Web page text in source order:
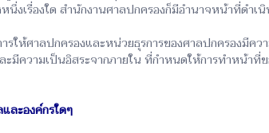
เรื่องใด สำนักงานศาลปกครองก็มีอำนาจหน้าที่ดำ
ให้ศาลปกครองและหน่วยธุรการของศาลปกครองมีค
ความเป็นอิสระจากภายใน ที่กำหนดให้การทำหน้าที่
ละองค์กรใดๆ